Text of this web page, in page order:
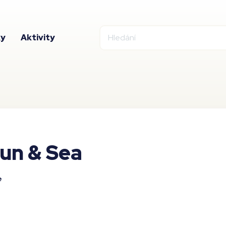
Aktivity
& Sea